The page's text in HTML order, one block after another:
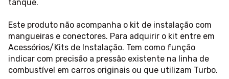
tanque.
Este produto não acompanha o kit de instalação com
mangueiras e conectores. Para adquirir o kit entre em
Acessórios/Kits de Instalação. Tem como função
indicar com precisão a pressão existente na linha de
combustível em carros originais ou que utilizam Turbo.